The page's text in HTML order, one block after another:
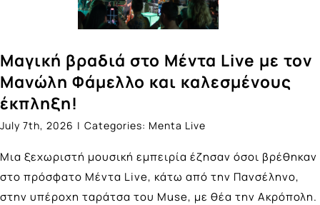
Μαγική βραδιά στο Μέντα Live με τον
Μανώλη Φάμελλο και καλεσμένους
έκπληξη!
July 7th, 2026 | Categories: Menta Live
Μια ξεχωριστή μουσική εμπειρία έζησαν όσοι βρέθηκαν
στο πρόσφατο Μέντα Live, κάτω από την Πανσέληνο,
στην υπέροχη ταράτσα του Muse, με θέα την Ακρόπολη.